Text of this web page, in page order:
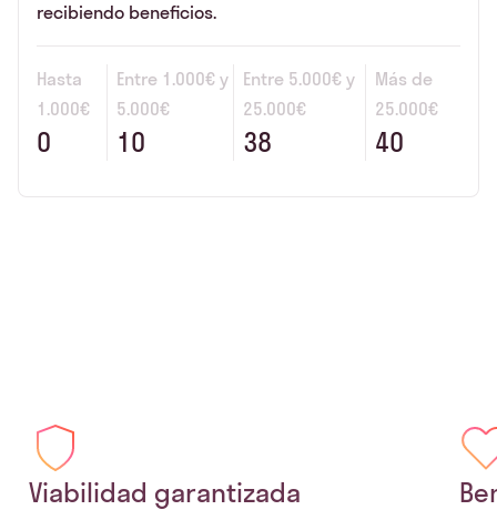
recibiendo beneficios.
Hasta
1.000€
0
Entre 1.000€y
5.000€
10
Entre5.000€ y
25.000€
38
Más de
25.000€
40
Viabilidad garantizada